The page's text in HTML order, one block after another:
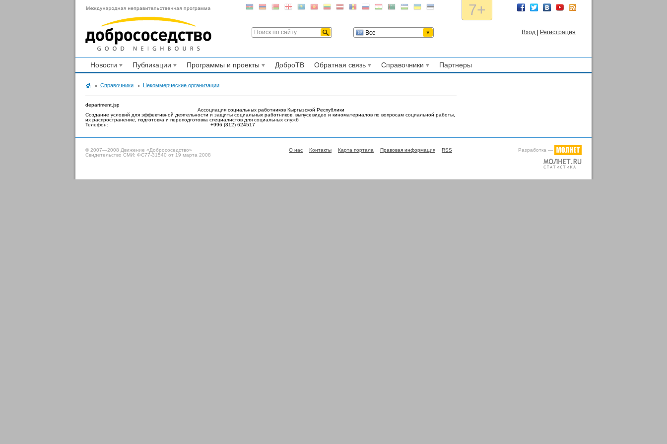
7+
Все Вход Регистрация
Новости Публикации Программы и проекты ДоброТВ Обратная связь Справочники Партнеры
Справочники Некоммерческие организации
department.jsp
Ассоциация социальных работников Кыргызской Республики
Создание условий для эффективной деятельности и защиты социальных работников, выпуск видео и киноматериалов по вопросам социальной работы,
их распространение, подготовка и переподготовка специалистов для социальных служб
Телефон:
+996 (312) 624517
О нас Контакты Карта портала Правовая информация RSS Разработка —
© 2007—2008 Движение «Добрососедство»
Свидетельство СМИ: ФС77-31540 от 19 марта 2008